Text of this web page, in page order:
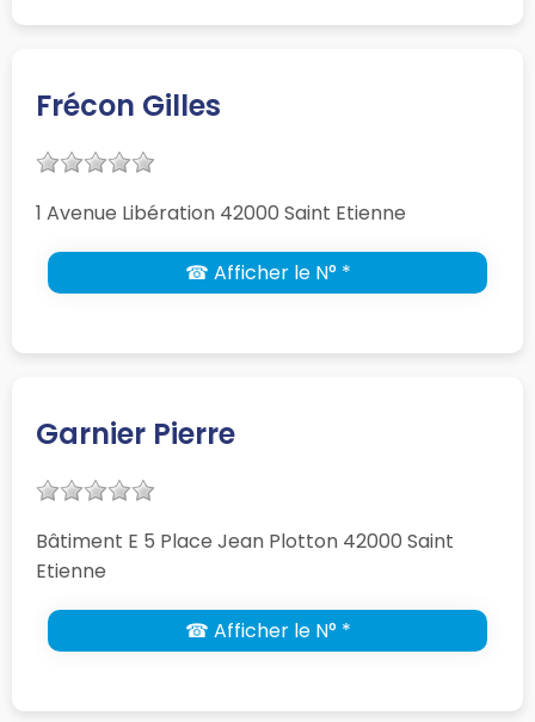
Frécon Gilles
1 Avenue Libération 42000 Saint Etienne
☎ Afficher le N° *
Garnier Pierre
Bâtiment E 5 Place Jean Plotton 42000 Saint
Etienne
☎ Afficher le N° *